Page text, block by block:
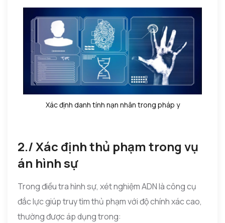
Xác định danh tính nạn nhân trong pháp y
2./ Xác định thủ phạm trong vụ
án hình sự
Trong điều tra hình sự, xét nghiệm ADN là công cụ
đắc lực giúp truy tìm thủ phạm với độ chính xác cao,
thường được áp dụng trong: